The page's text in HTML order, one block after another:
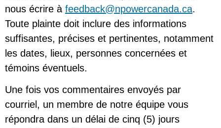
nous écrire à feedback@npowercanada.ca.
Toute plainte doit inclure des informations
suffisantes, précises et pertinentes, notamment
les dates, lieux, personnes concernées et
témoins éventuels.
Une fois vos commentaires envoyés par
courriel, un membre de notre équipe vous
répondra dans un délai de cinq (5) jours